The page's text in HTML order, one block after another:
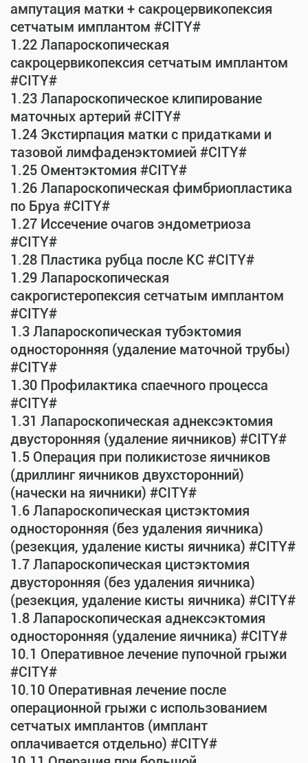
ампутация матки + сакроцервикопексия
сетчатым имплантом #CITY#
1.22 Лапароскопическая
сакроцервикопексия сетчатым имплантом
#CITY#
1.23 Лапароскопическое клипирование
маточных артерий #CITY#
1.24 Экстирпация матки с придатками и
тазовой лимфаденэктомией #CITY#
1.25 Оментэктомия #CITY#
1.26 Лапароскопическая фимбриопластика
по Бруа #CITY#
1.27 Иссечение очагов эндометриоза
#CITY#
1.28 Пластика рубца после КС #CITY#
1.29 Лапароскопическая
сакрогистеропексия сетчатым имплантом
#CITY#
1.3 Лапароскопическая тубэктомия
односторонняя (удаление маточной трубы)
#CITY#
1.30 Профилактика спаечного процесса
#CITY#
1.31 Лапароскопическая аднексэктомия
двусторонняя (удаление яичников) #CITY#
1.5 Операция при поликистозе яичников
(дриллинг яичников двухсторонний)
(начески на яичники) #CITY#
1.6 Лапароскопическая цистэктомия
односторонняя (без удаления яичника)
(резекция, удаление кисты яичника) #CITY#
1.7 Лапароскопическая цистэктомия
двусторонняя (без удаления яичника)
(резекция, удаление кисты яичника) #CITY#
1.8 Лапароскопическая аднексэктомия
односторонняя (удаление яичника) #CITY#
10.1 Оперативное лечение пупочной грыжи
#CITY#
10.10 Оперативная лечение после
операционной грыжи с использованием
сетчатых имплантов (имплант
оплачивается отдельно) #CITY#